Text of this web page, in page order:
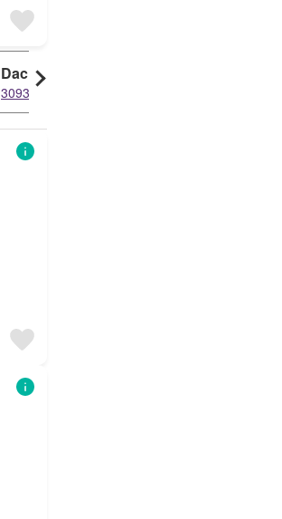
Dachgeschosswohnung
3093 ergebnisse